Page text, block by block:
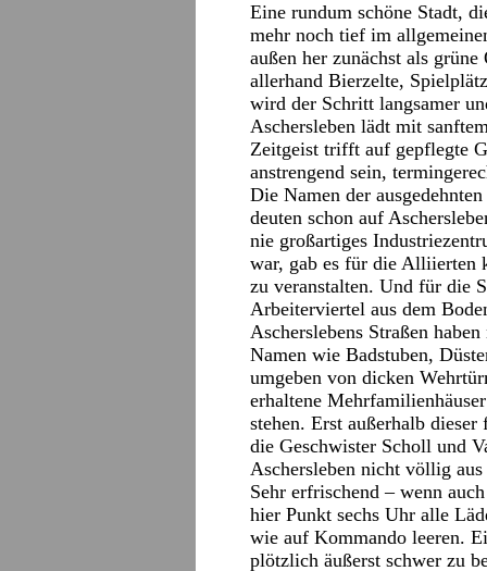
Eine rundum schöne Stadt,
mehr noch tief im
außen her zunächst als
allerhand Bierzelte,
wird der Schritt langsamer
Aschersleben lädt mit
Zeitgeist trifft auf gepflegte
anstrengend sein,
Die Namen der
deuten schon auf
nie großartiges
war, gab es für die Alliierten
zu veranstalten. Und für die
Arbeiterviertel aus dem
Ascherslebens Straßen
Namen wie Badstuben,
umgeben von dicken
erhaltene
stehen. Erst außerhalb
die Geschwister Scholl und
Aschersleben nicht völlig
Sehr erfrischend – wenn
hier Punkt sechs Uhr alle
wie auf Kommando leeren.
plötzlich äußerst schwer zu